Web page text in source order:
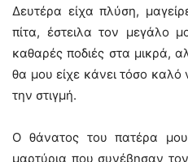
Δευτέρα είχα πλύση,
πίτα, έστειλα τον μεγάλο
καθαρές ποδιές στα μικρά,
θα μου είχε κάνει τόσο
την στιγμή.
Ο θάνατος του πατέρα
μαρτύρια που συνέβησαν